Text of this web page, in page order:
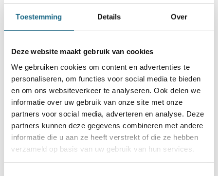
Toestemming Details Over
Deze website maakt gebruik van cookies
We gebruiken cookies om content en advertenties te
personaliseren, om functies voor social media te bieden
en om ons websiteverkeer te analyseren. Ook delen we
informatie over uw gebruik van onze site met onze
partners voor social media, adverteren en analyse. Deze
partners kunnen deze gegevens combineren met andere
informatie die u aan ze heeft verstrekt of die ze hebben
verzameld op basis van uw gebruik van hun services.
De Schaak-Off wordt tevens
ondersteund door de FIDE Planning &
Development Commission (PDC Team).
Nederland heeft een bijdrage ontvangen
als goed voorbeeld project voor andere